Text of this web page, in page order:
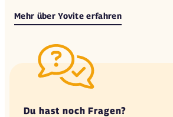
Mehr über Yovite erfahren
Du hast noch Fragen?